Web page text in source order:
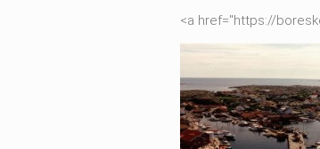
<a href="https://